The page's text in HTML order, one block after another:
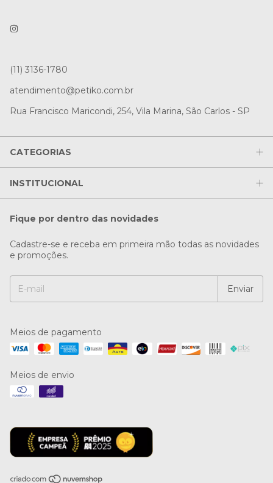
(11) 3136-1780
atendimento@petiko.com.br
Rua Francisco Maricondi, 254, Vila Marina, São Carlos - SP
CATEGORIAS
INSTITUCIONAL
Fique por dentro das novidades
Cadastre-se e receba em primeira mão todas as novidades
e promoções.
Meios de pagamento
Meios de envio